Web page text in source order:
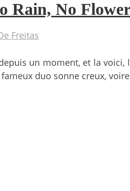
Rain, No
Freitas
un moment, et la
duo sonne creux,